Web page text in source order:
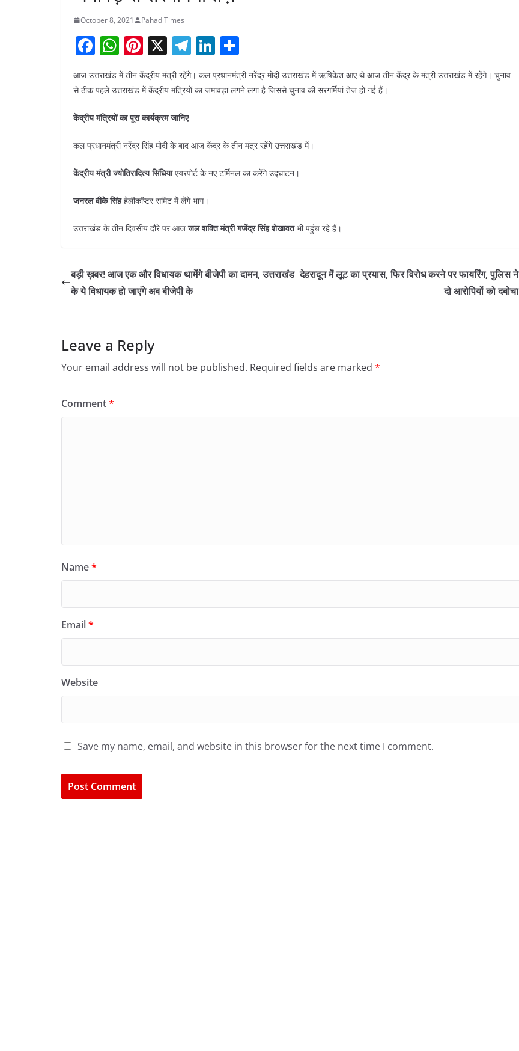
October 8, 2021 Pahad Times
F
c
b
o
k
W
h
at
A
p
Pi
nt
er
st
X T
e
m
Li
k
e
n
h
ar
आज उत्तराखंड में तीन केंद्रीय मंत्री रहेंगे। कल प्रधानमंत्री नरेंद्र मोदी उत्तराखंड में ऋषिकेश आए थे आज तीन केंद्र के मंत्री उत्तराखंड में रहेंगे। चुनाव
से ठीक पहले उत्तराखंड में केंद्रीय मंत्रियों का जमावड़ा लगने लगा है जिससे चुनाव की सरगर्मियां तेज हो गई हैं।
केंद्रीय मंत्रियों का पूरा कार्यक्रम जानिए
कल प्रधानमंत्री नरेंद्र सिंह मोदी के बाद आज केंद्र के तीन मंत्र रहेंगे उत्तराखंड में।
केंद्रीय मंत्री ज्योतिरादित्य सिंधियाएयरपोर्ट के नए टर्मिनल का करेंगे उद्घाटन।
जनरल वीके सिंहहेलीकॉप्टर समिट में लेंगे भाग।
उत्तराखंड के तीन दिवसीय दौरे पर आजजल शक्ति मंत्री गजेंद्र सिंह शेखावतभी पहुंच रहे हैं।
बड़ी ख़बर! आज एक और विधायक थामेंगे बीजेपी का दामन, उत्तराखंड
के ये विधायक हो जाएंगे अब बीजेपी के
देहरादून में लूट का प्रयास, फिर विरोध करने पर फायरिंग, पुलिस ने
दो आरोपियों को दबोचा
Leave a Reply
Your email address will not be published. Required fields are marked *
Comment*
Name*
Email*
Website
Save my name, email, and website in this browser for the next time I comment.